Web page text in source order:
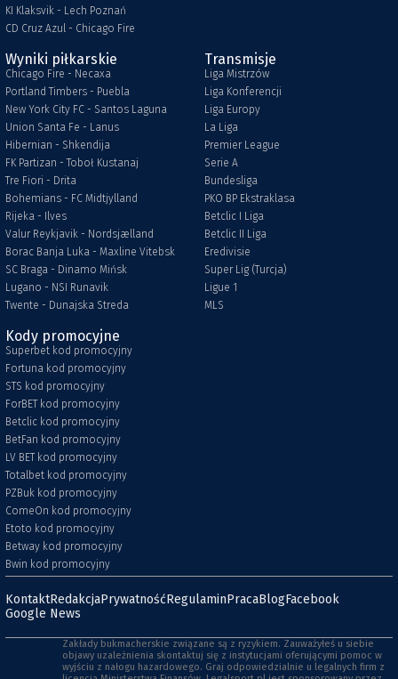
KI Klaksvik - Lech Poznań
CD Cruz Azul - Chicago Fire
Wyniki piłkarskie
Chicago Fire - Necaxa
Portland Timbers - Puebla
New York City FC - Santos Laguna
Union Santa Fe - Lanus
Hibernian - Shkendija
FK Partizan - Toboł Kustanaj
Tre Fiori - Drita
Bohemians - FC Midtjylland
Rijeka - Ilves
Valur Reykjavik - Nordsjælland
Borac Banja Luka - Maxline Vitebsk
SC Braga - Dinamo Mińsk
Lugano - NSI Runavik
Twente - Dunajska Streda
Transmisje
Liga Mistrzów
Liga Konferencji
Liga Europy
La Liga
Premier League
Serie A
Bundesliga
PKO BP Ekstraklasa
Betclic I Liga
Betclic II Liga
Eredivisie
Super Lig (Turcja)
Ligue 1
MLS
Kody promocyjne
Superbet kod promocyjny
Fortuna kod promocyjny
STS kod promocyjny
ForBET kod promocyjny
Betclic kod promocyjny
BetFan kod promocyjny
LV BET kod promocyjny
Totalbet kod promocyjny
PZBuk kod promocyjny
ComeOn kod promocyjny
Etoto kod promocyjny
Betway kod promocyjny
Bwin kod promocyjny
KontaktRedakcjaPrywatnośćRegulaminPracaBlogFacebook
Google News
Zakłady bukmacherskie związane są z ryzykiem. Zauważyłeś u siebie
objawy uzależnienia skontaktuj się z instytucjami oferującymi pomoc w
wyjściu z nałogu hazardowego. Graj odpowiedzialnie u legalnych firm z